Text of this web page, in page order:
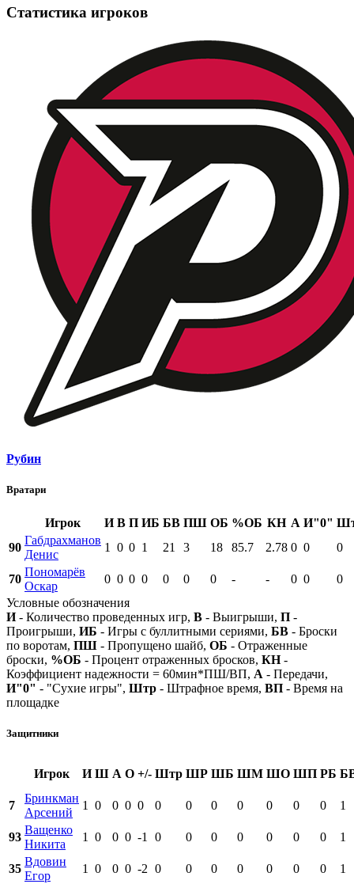
Статистика игроков
Рубин
Вратари
Игрок И В П ИБ БВ ПШ ОБ %ОБ КН А И"0"
90
Габдрахманов
Денис
1 0 0 1 21 3 18 85.7 2.78 0 0 0
70
Пономарёв
Оскар
0 0 0 0 0 0 0 - - 0 0
0
Условные обозначения
И- Количество проведенных игр, В - Выигрыши, П -
Проигрыши, ИБ - Игры с буллитными сериями, БВ - Броски
по воротам, ПШ - Пропущено шайб, ОБ - Отраженные
броски, %ОБ - Процент отраженных бросков, КН-
Коэффициент надежности = 60мин*ПШ/ВП, А - Передачи,
И"0" - "Сухие игры", Штр - Штрафное время, ВП - Время на
площадке
Защитники
Игрок И Ш А О +/- Штр ШР ШБ ШМ ШО ШП РБ
7
Бринкман
Арсений
1 0 0 0 0 0 0 0 0 0 0 0 1
93
Ващенко
Никита
1 0 0 0 -1 0 0 0 0 0 0 0 1
35
Вдовин
Егор
1 0 0 0 -2 0 0 0 0 0 0 0 1